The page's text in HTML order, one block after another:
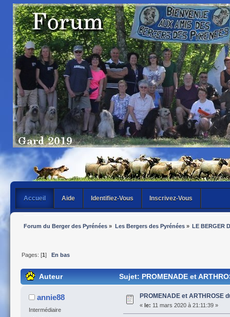
Accueil Aide Identifiez-Vous Inscrivez-Vous
Forum du Berger des Pyrénées » Les Bergers des Pyrénées» LE BERGER
Pages: [1] En bas
Auteur Sujet: PROMENADE et
annie88
Intermédiaire
PROMENADE et ARTHROSE
« le: 11 mars 2020 à 21:11:39 »